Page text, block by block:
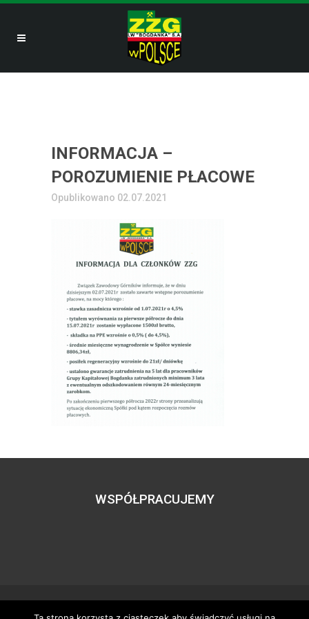
INFORMACJA –
POROZUMIENIE PŁACOWE
Opublikowano 02.07.2021
WSPÓŁPRACUJEMY